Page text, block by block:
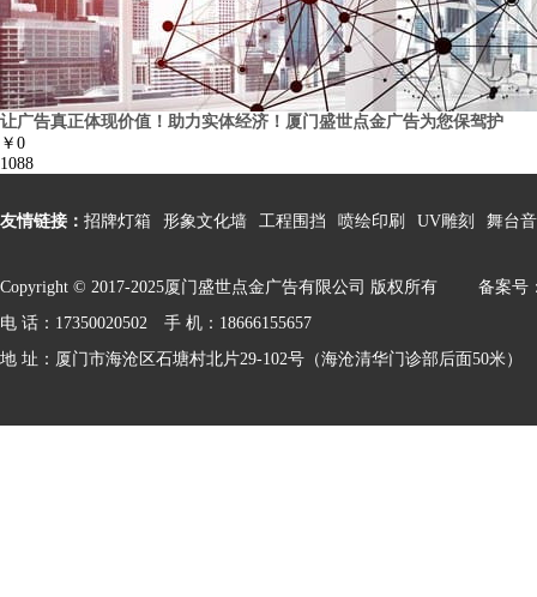
让广告真正体现价值！助力实体经济！厦门盛世点金广告为您保驾护
￥0
1088
友情链接： 招牌灯箱 形象文化墙 工程围挡 喷绘印刷 UV雕刻 舞台
Copyright © 2017-2025厦门盛世点金广告有限公司 版权所有 备案号
电 话：17350020502 手 机：18666155657
地 址：厦门市海沧区石塘村北片29-102号（海沧清华门诊部后面50米）